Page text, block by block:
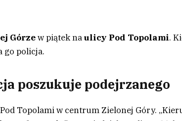
Górzew piątek naulicy Pod Topolami.
go policja.
poszukuje podejrzanego
Topolami w centrum Zielonej Góry.